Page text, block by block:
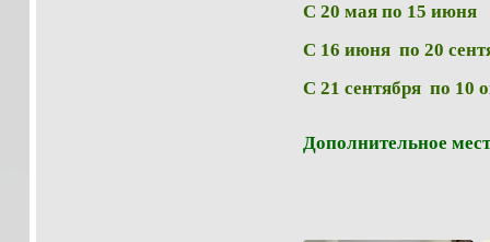
С 20 мая по 15
С 16 июня по 20
С 21 сентября по 10
Дополнительное